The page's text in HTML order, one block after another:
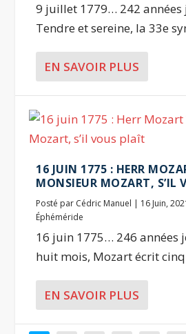
9 juillet 1779… 242
Tendre et sereine, la 33e
EN SAVOIR PLUS
16 JUIN 1775 : HERR
MONSIEUR MOZART, S’IL
Posté par Cédric Manuel | 16 Juin,
Éphéméride
16 juin 1775… 246 années
huit mois, Mozart écrit
EN SAVOIR PLUS